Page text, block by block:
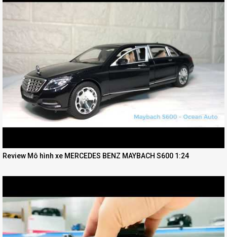
Review Mô hình xe MERCEDES BENZ MAYBACH S600 1:24